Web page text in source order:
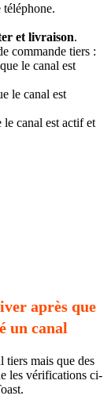
et livraison.
commande tiers :
le canal est
le canal est
canal est actif et
après que
un canal
tiers mais que des
les vérifications ci-